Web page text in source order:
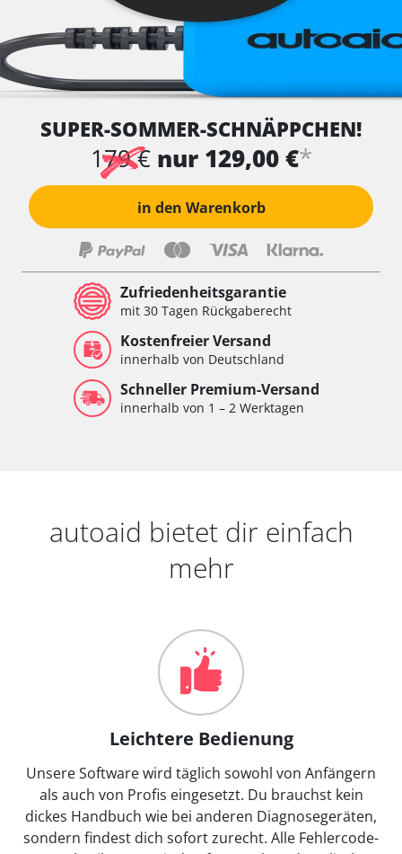
SUPER-SOMMER-SCHNÄPPCHEN!
179 € nur 129,00 €*
in den Warenkorb
Zufriedenheitsgarantie
mit 30 Tagen Rückgaberecht
Kostenfreier Versand
innerhalb von Deutschland
Schneller Premium-Versand
innerhalb von 1 – 2 Werktagen
autoaid bietet dir einfach
mehr
Leichtere Bedienung
Unsere Software wird täglich sowohl von Anfängern
als auch von Profis eingesetzt. Du brauchst kein
dickes Handbuch wie bei anderen Diagnosegeräten,
sondern findest dich sofort zurecht. Alle Fehlercode-